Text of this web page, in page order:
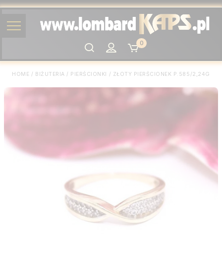
Szukaj
0
HOME / BIŻUTERIA / PIERŚCIONKI / ZŁOTY PIERŚCIONEK P.585/2,24G